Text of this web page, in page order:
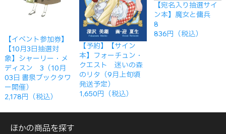
【イベント参加券】
【10月3日抽選対
象】シャーリー・メ
ディスン 3（10月
03日 書泉ブックタワ
ー開催）
2,178円（税込）
【予約】【サイン
本】フォーチュン・
クエスト 迷いの森
のリタ（9月上旬頃
発送予定）
1,650円（税込）
【宛名入り抽選サイ
ン本】魔女と傭兵
8
836円（税込）
ほかの商品を探す